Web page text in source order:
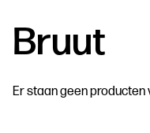
Bruut
Er staan geen